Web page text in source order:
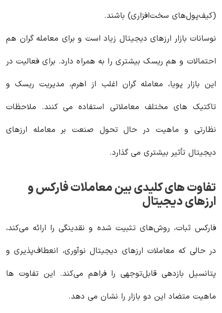
(کیف‌پول‌های سخت‌افزاری) باشند.
نوسانات بازار ارزهای دیجیتال زیاد است و برای معامله گران هم
احتمالات و هم ریسک بیشتری را به همراه دارد. برای فعالیت در
این بازار پویا، معامله گران اغلب از اهرم، مدیریت ریسک و
تاکتیک های مختلف معاملاتی استفاده می کنند. ملاحظات
نظارتی و ماهیت در حال تحول صنعت بر معامله ارزهای
دیجیتال تأثیر بیشتری می گذارد.
تفاوت های کلیدی بین معاملات فارکس و
ارزهای دیجیتال
فارکس ثبات، روش‌های تثبیت شده و نقدینگی را ارائه می‌کند،
در حالی که معاملات ارزهای دیجیتال نوآوری، انعطاف‌پذیری و
پتانسیل بازدهی قابل‌توجهی را فراهم می‌کند. این تفاوت ها
ماهیت متضاد این دو بازار را نشان می دهد.